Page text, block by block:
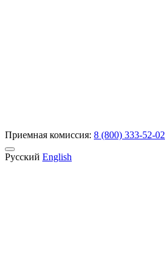
Приемная комиссия: 8 (800) 333-52-02
Русский English